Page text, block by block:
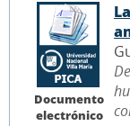
Documento
electrónico